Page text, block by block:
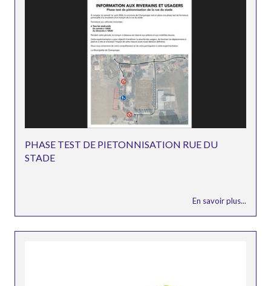
PHASE TEST DE PIETONNISATION RUE DU
STADE
En savoir plus...